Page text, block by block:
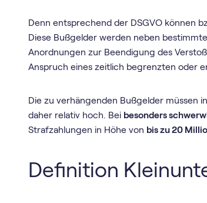
Denn entsprechend der DSGVO können
Diese Bußgelder werden neben
Anordnungen zur Beendigung des
Anspruch eines zeitlich begrenzten oder
Die zu verhängenden Bußgelder müssen
daher relativ hoch. Bei besonders
Strafzahlungen in Höhe von bis zu 20
Definition